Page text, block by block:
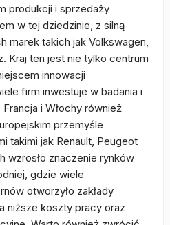
produkcji i sprzedaży
w tej dziedzinie, z silną
marek takich jak Volkswagen,
Kraj ten jest nie tylko centrum
innowacji
firm inwestuje w badania i
i Włochy również
przemyśle
takimi jak Renault, Peugeot
wzrosło znaczenie rynków
gdzie wiele
otworzyło zakłady
niższe koszty pracy oraz